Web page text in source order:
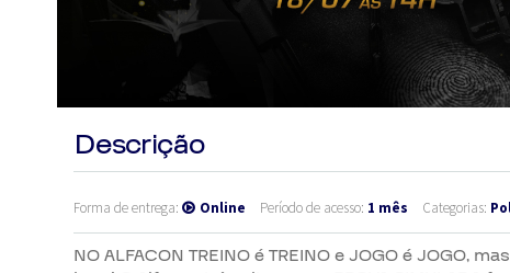
Descrição
Forma de entrega: Online Período de acesso: 1 mês Categorias:
NO ALFACON TREINO é TREINO e JOGO é JOGO,